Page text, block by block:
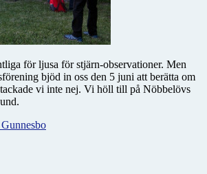
för ljusa för stjärn-observationer. Men
bjöd in oss den 5 juni att berätta om
vi inte nej. Vi höll till på Nöbbelövs